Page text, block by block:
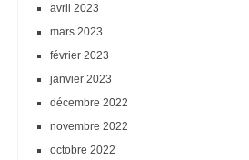
avril 2023
mars 2023
février 2023
janvier 2023
décembre 2022
novembre 2022
octobre 2022